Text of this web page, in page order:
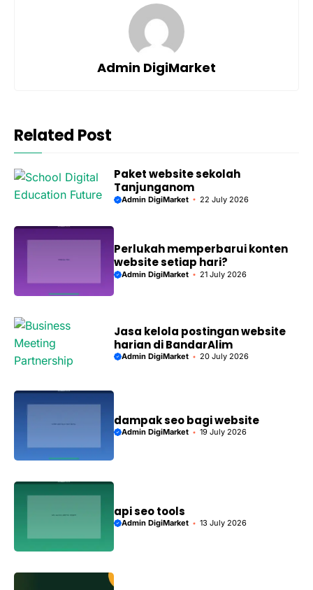
Admin DigiMarket
Related Post
Paket website sekolah
Tanjunganom
Admin DigiMarket 22 July 2026
Perlukah memperbarui konten
website setiap hari?
Admin DigiMarket 21 July 2026
Jasa kelola postingan website
harian di BandarAlim
Admin DigiMarket 20 July 2026
dampak seo bagi website
Admin DigiMarket 19 July 2026
api seo tools
Admin DigiMarket 13 July 2026